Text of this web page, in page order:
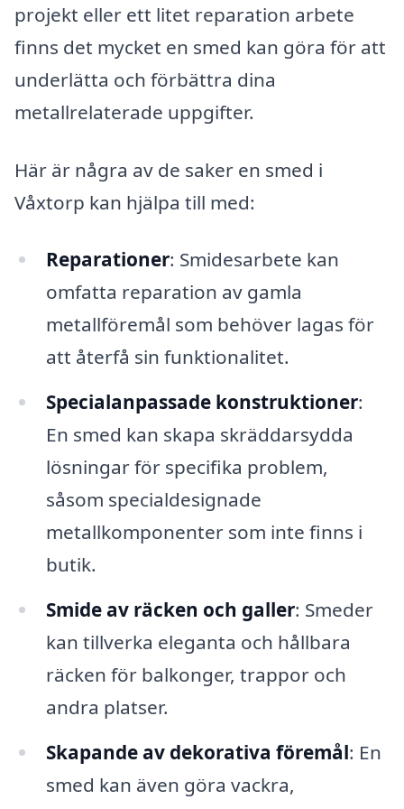
projekt eller ett litet reparation arbete
finns det mycket en smed kan göra för att
underlätta och förbättra dina
metallrelaterade uppgifter.
Här är några av de saker en smed i
Våxtorp kan hjälpa till med:
Reparationer: Smidesarbete kan
omfatta reparation av gamla
metallföremål som behöver lagas för
att återfå sin funktionalitet.
Specialanpassade konstruktioner:
En smed kan skapa skräddarsydda
lösningar för specifika problem,
såsom specialdesignade
metallkomponenter som inte finns i
butik.
Smide av räcken och galler: Smeder
kan tillverka eleganta och hållbara
räcken för balkonger, trappor och
andra platser.
Skapande av dekorativa föremål: En
smed kan även göra vackra,